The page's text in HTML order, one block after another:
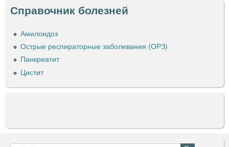
и
Справочник болезней
Амилоидоз
Острые респираторные заболевания (ОРЗ)
Панкреатит
Цистит